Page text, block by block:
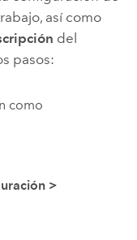
así como
del
pasos:
como
>